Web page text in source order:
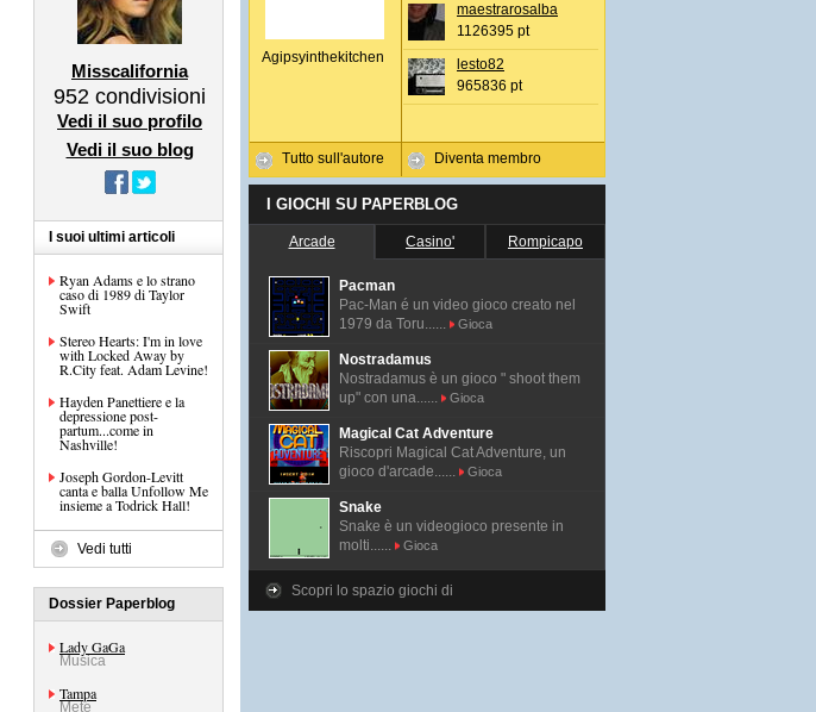
Misscalifornia
952 condivisioni
Vedi il suo profilo
Vedi il suo blog
I suoi ultimi articoli
Ryan Adams e lo strano
caso di 1989 di Taylor
Swift
Stereo Hearts: I'm in love
with Locked Away by
R.City feat. Adam Levine!
Hayden Panettiere e la
depressione post-
partum...come in
Nashville!
Joseph Gordon-Levitt
canta e balla Unfollow Me
insieme a Todrick Hall!
Vedi tutti
Dossier Paperblog
Lady GaGa
Musica
Tampa
Mete
Agipsyinthekitchen
Tutto sull'autore
maestrarosalba
1126395 pt
lesto82
965836 pt
Diventa membro
I GIOCHI SU PAPERBLOG
Arcade Casino' Rompicapo
Pacman
Pac-Man é un video gioco creato nel
1979 da Toru......
Gioca
Nostradamus
Nostradamus è un gioco " shoot them
up" con una......
Gioca
Magical Cat Adventure
Riscopri Magical Cat Adventure, un
gioco d'arcade......
Gioca
Snake
Snake è un videogioco presente in
molti......
Gioca
Scopri lo spazio giochi di